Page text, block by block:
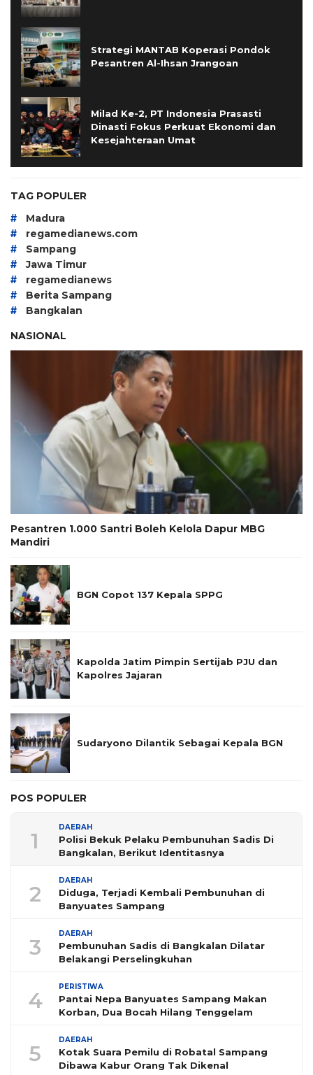
Strategi MANTAB Koperasi Pondok
Pesantren Al-Ihsan Jrangoan
Milad Ke-2, PT Indonesia Prasasti
Dinasti Fokus Perkuat Ekonomi dan
Kesejahteraan Umat
TAG POPULER
# Madura
# regamedianews.com
# Sampang
# Jawa Timur
# regamedianews
# Berita Sampang
#
Bangkalan
NASIONAL
Pesantren 1.000 Santri Boleh Kelola Dapur MBG
Mandiri
BGN Copot 137 Kepala SPPG
Kapolda Jatim Pimpin Sertijab PJU dan
Kapolres Jajaran
Sudaryono Dilantik Sebagai Kepala BGN
POS POPULER
1
DAERAH
Polisi Bekuk Pelaku Pembunuhan Sadis Di
Bangkalan, Berikut Identitasnya
2
DAERAH
Diduga, Terjadi Kembali Pembunuhan di
Banyuates Sampang
3
DAERAH
Pembunuhan Sadis di Bangkalan Dilatar
Belakangi Perselingkuhan
4
PERISTIWA
Pantai Nepa Banyuates Sampang Makan
Korban, Dua Bocah Hilang Tenggelam
5
DAERAH
Kotak Suara Pemilu di Robatal Sampang
Dibawa Kabur Orang Tak Dikenal